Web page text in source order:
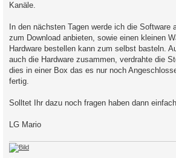
Kanäle.
In den nächsten Tagen werde ich die Software
zum Download anbieten, sowie einen kleinen
Hardware bestellen kann zum selbst basteln.
auch die Hardware zusammen, verdrahte die
dies in einer Box das es nur noch
fertig.
Solltet Ihr dazu noch fragen haben dann
LG Mario